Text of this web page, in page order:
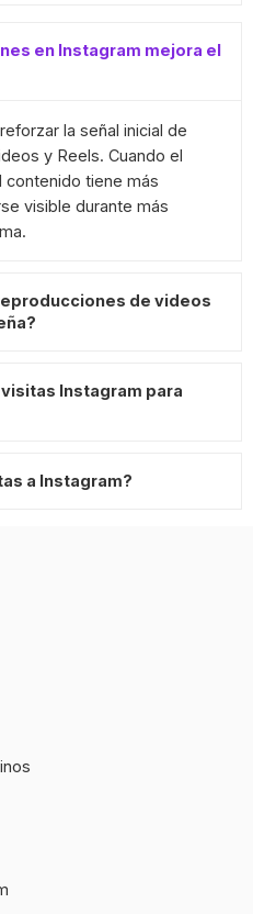
en Instagram mejora el
la señal inicial de
y Reels. Cuando el
tiene más
visible durante más
de videos
Instagram para
a Instagram?